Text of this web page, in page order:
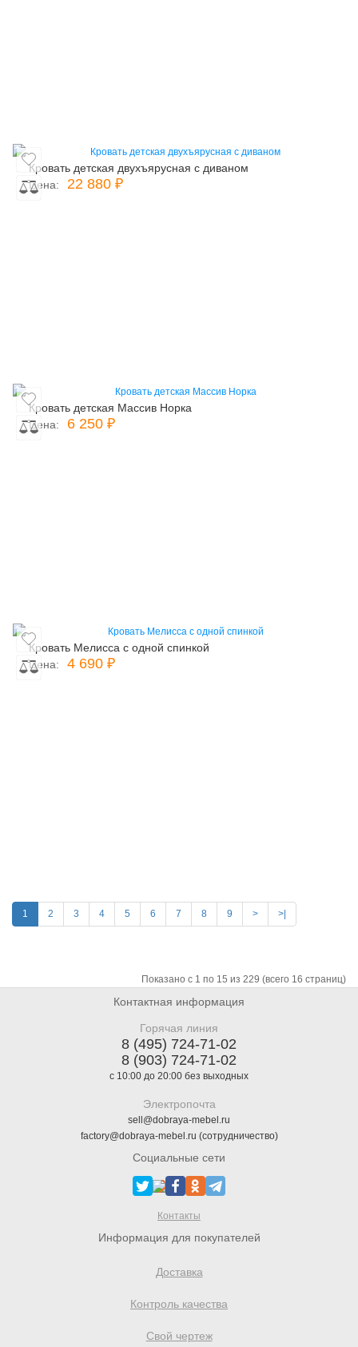
Кровать детская двухъярусная с диваном
Цена:
22 880 ₽
Кровать детская Массив Норка
Цена:
6 250 ₽
Кровать Мелисса с одной спинкой
Цена:
4 690 ₽
1 2 3 4 5 6 7 8 9 > >|
Показано с 1 по 15 из 229 (всего 16 страниц)
Контактная информация
Горячая линия
8 (495) 724-71-02
8 (903) 724-71-02
с 10:00 до 20:00 без выходных
Электропочта
sell@dobraya-mebel.ru
factory@dobraya-mebel.ru (сотрудничество)
Социальные сети
Контакты
Информация для покупателей
Доставка
Контроль качества
Свой чертеж